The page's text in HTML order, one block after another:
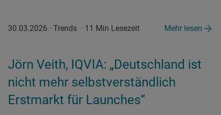
30.03.2026 · Trends · 11 Min Lesezeit Mehr lesen
Jörn Veith, IQVIA: „Deutschland ist
nicht mehr selbstverständlich
Erstmarkt für Launches“